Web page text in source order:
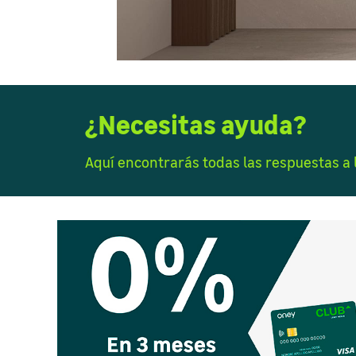
¿Necesitas ayuda?
Aquí encontrarás todas las respuestas